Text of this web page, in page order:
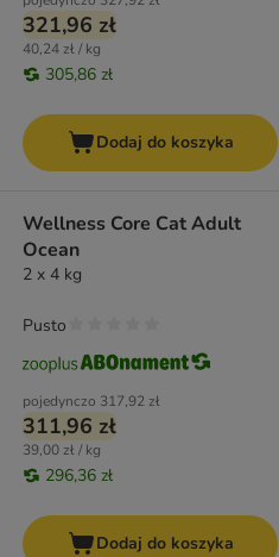
321,96 zł
40,24 zł / kg
305,86 zł
Dodaj do koszyka
Wellness Core Cat Adult
Ocean
2 x 4 kg
pojedynczo 317,92 zł
311,96 zł
39,00 zł / kg
296,36 zł
Pusto
Dodaj do koszyka